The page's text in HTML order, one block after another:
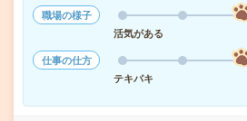
職場の様子
活気がある
仕事の仕方
テキパキ